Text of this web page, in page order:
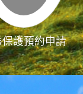
保護預約申請